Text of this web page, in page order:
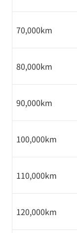
70,000km
80,000km
90,000km
100,000km
110,000km
120,000km